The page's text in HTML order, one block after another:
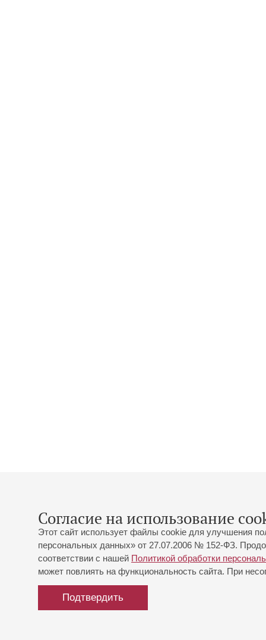
Согласие на использование
Этот сайт использует файлы cookie для улучшения
персональных данных» от 27.07.2006 № 152-ФЗ.
соответствии с нашей Политикой обработки
может повлиять на функциональность сайта. При
Подтвердить